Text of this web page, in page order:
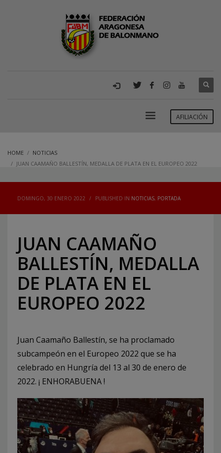
AFILIACIÓN
HOME
NOTICIAS
JUAN CAAMAÑO BALLESTÍN, MEDALLA DE PLATA EN EL EUROPEO 2022
DOMINGO, 30 ENERO 2022 / PUBLISHED IN NOTICIAS, PORTADA
JUAN CAAMAÑO
BALLESTÍN, MEDALLA
DE PLATA EN EL
EUROPEO 2022
Juan Caamaño Ballestín, se ha proclamado
subcampeón en el Europeo 2022 que se ha
celebrado en Hungría del 13 al 30 de enero de
2022. ¡ ENHORABUENA !